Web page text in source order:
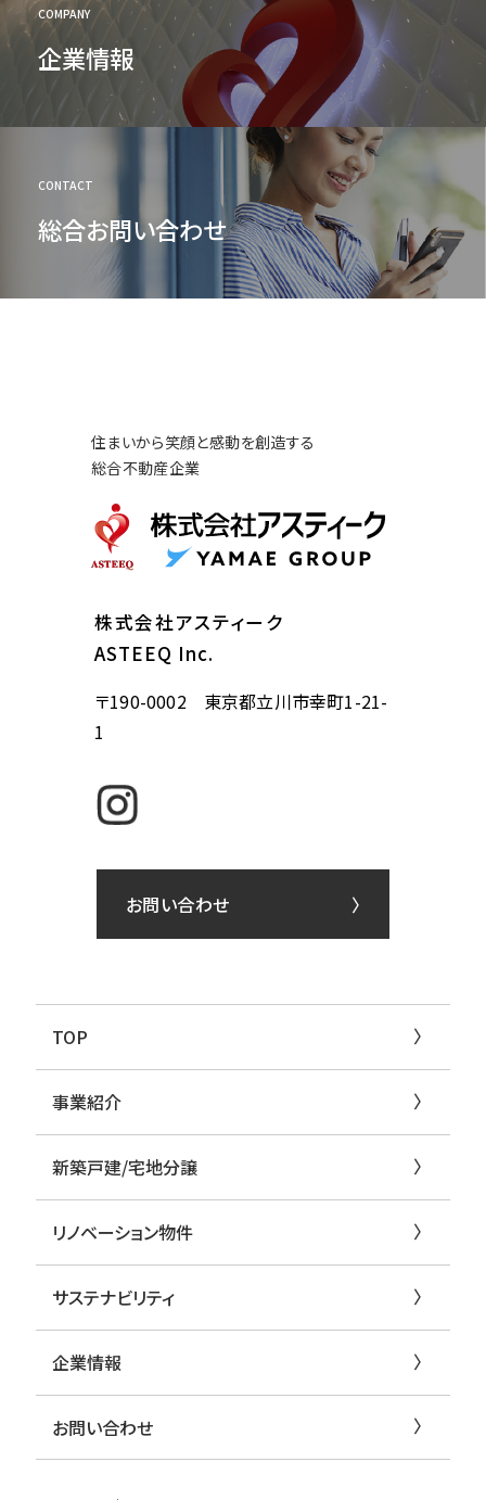
COMPANY
企業情報
CONTACT
総合お問い合わせ
住まいから笑顔と感動を創造する
総合不動産企業
株式会社アスティーク
ASTEEQ Inc.
〒190-0002 東京都立川市幸町1-21-
1
TOP
事業紹介
新築戸建/宅地分譲
リノベーション物件
サステナビリティ
企業情報
お問い合わせ
お問い合わせ